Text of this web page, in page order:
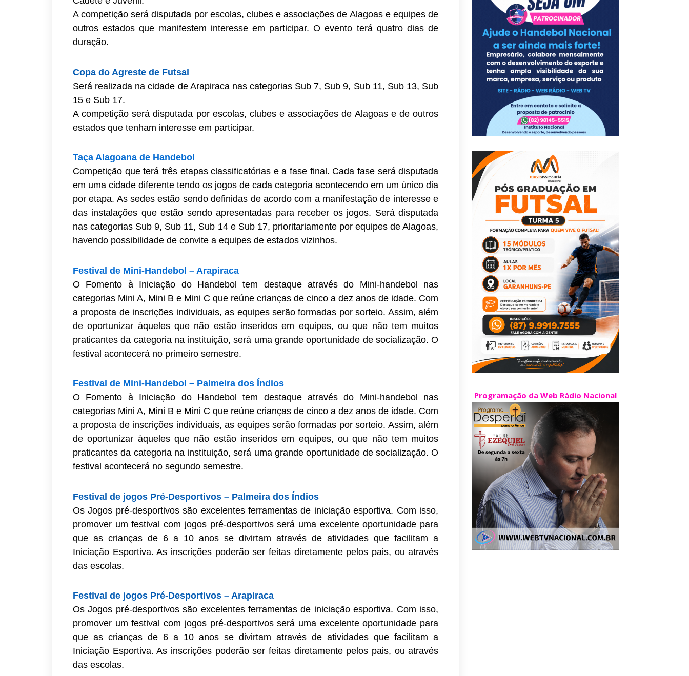
A competição será disputada por escolas, clubes e associações de Alagoas e equipes de
outros estados que manifestem interesse em participar. O evento terá quatro dias de
duração.
Copa do Agreste de Futsal
Será realizada na cidade de Arapiraca nas categorias Sub 7, Sub 9, Sub 11, Sub 13, Sub
15 e Sub 17.
A competição será disputada por escolas, clubes e associações de Alagoas e de outros
estados que tenham interesse em participar.
Taça Alagoana de Handebol
Competição que terá três etapas classificatórias e a fase final. Cada fase será disputada
em uma cidade diferente tendo os jogos de cada categoria acontecendo em um único dia
por etapa. As sedes estão sendo definidas de acordo com a manifestação de interesse e
das instalações que estão sendo apresentadas para receber os jogos. Será disputada
nas categorias Sub 9, Sub 11, Sub 14 e Sub 17, prioritariamente por equipes de Alagoas,
havendo possibilidade de convite a equipes de estados vizinhos.
Festival de Mini-Handebol – Arapiraca
O Fomento à Iniciação do Handebol tem destaque através do Mini-handebol nas
categorias Mini A, Mini B e Mini C que reúne crianças de cinco a dez anos de idade. Com
a proposta de inscrições individuais, as equipes serão formadas por sorteio. Assim, além
de oportunizar àqueles que não estão inseridos em equipes, ou que não tem muitos
praticantes da categoria na instituição, será uma grande oportunidade de socialização. O
festival acontecerá no primeiro semestre.
Festival de Mini-Handebol – Palmeira dos Índios
O Fomento à Iniciação do Handebol tem destaque através do Mini-handebol nas
categorias Mini A, Mini B e Mini C que reúne crianças de cinco a dez anos de idade. Com
a proposta de inscrições individuais, as equipes serão formadas por sorteio. Assim, além
de oportunizar àqueles que não estão inseridos em equipes, ou que não tem muitos
praticantes da categoria na instituição, será uma grande oportunidade de socialização. O
festival acontecerá no segundo semestre.
Festival de jogos Pré-Desportivos – Palmeira dos Índios
Os Jogos pré-desportivos são excelentes ferramentas de iniciação esportiva. Com isso,
promover um festival com jogos pré-desportivos será uma excelente oportunidade para
que as crianças de 6 a 10 anos se divirtam através de atividades que facilitam a
Iniciação Esportiva. As inscrições poderão ser feitas diretamente pelos pais, ou através
das escolas.
Festival de jogos Pré-Desportivos – Arapiraca
Os Jogos pré-desportivos são excelentes ferramentas de iniciação esportiva. Com isso,
promover um festival com jogos pré-desportivos será uma excelente oportunidade para
que as crianças de 6 a 10 anos se divirtam através de atividades que facilitam a
Iniciação Esportiva. As inscrições poderão ser feitas diretamente pelos pais, ou através
das escolas.
Programação da Web Rádio Nacional